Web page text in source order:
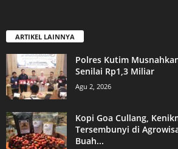
ARTIKEL LAINNYA
Polres Kutim
Senilai Rp1,3 Miliar
Agu 2, 2026
Kopi Goa Cullang,
Tersembunyi di
Buah...